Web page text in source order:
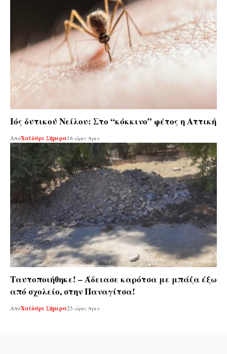
Ιός δυτικού Νείλου: Στο “κόκκινο” φέτος η Αττική
ΑπόΧαϊδάρι Σήμερα16 ώρες πριν
Ταυτοποιήθηκε! – Άδειασε καρότσα με μπάζα έξω
από σχολείο, στην Παναγίτσα!
ΑπόΧαϊδάρι Σήμερα23 ώρες πριν